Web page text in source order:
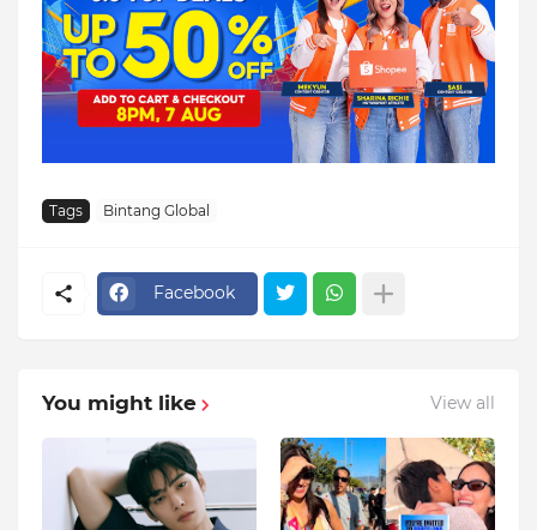
Tags Bintang Global
Facebook
You might like View all